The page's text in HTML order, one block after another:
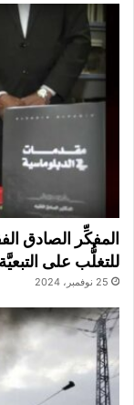
المفكِّر الصادق
للتغلُّب على
25 نوفمبر، 2024